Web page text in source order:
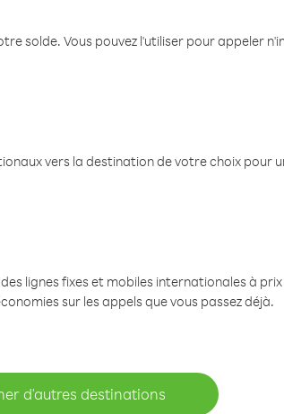
solde. Vous pouvez l'utiliser pour appeler
vers la destination de votre choix pour
lignes fixes et mobiles internationales à
sur les appels que vous passez déjà.
d'autres destinations